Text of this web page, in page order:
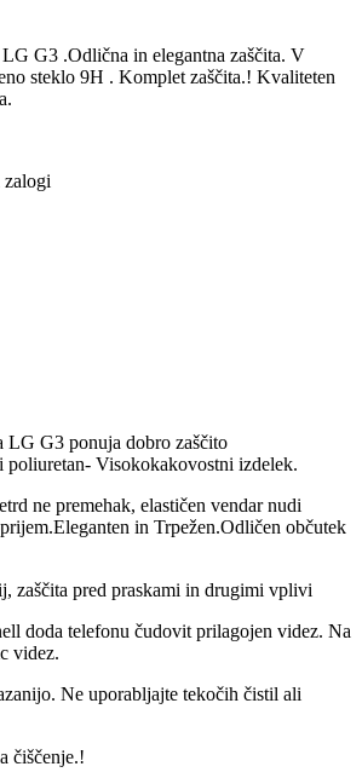
G3 .Odlična in elegantna zaščita. V
steklo 9H . Komplet zaščita.! Kvaliteten
zalogi
LG G3 ponuja dobro zaščito
poliuretan- Visokokakovostni izdelek.
ne premehak, elastičen vendar nudi
in Trpežen.Odličen občutek
zaščita pred praskami in drugimi vplivi
doda telefonu čudovit prilagojen videz. Na
videz.
Ne uporabljajte tekočih čistil ali
čiščenje.!